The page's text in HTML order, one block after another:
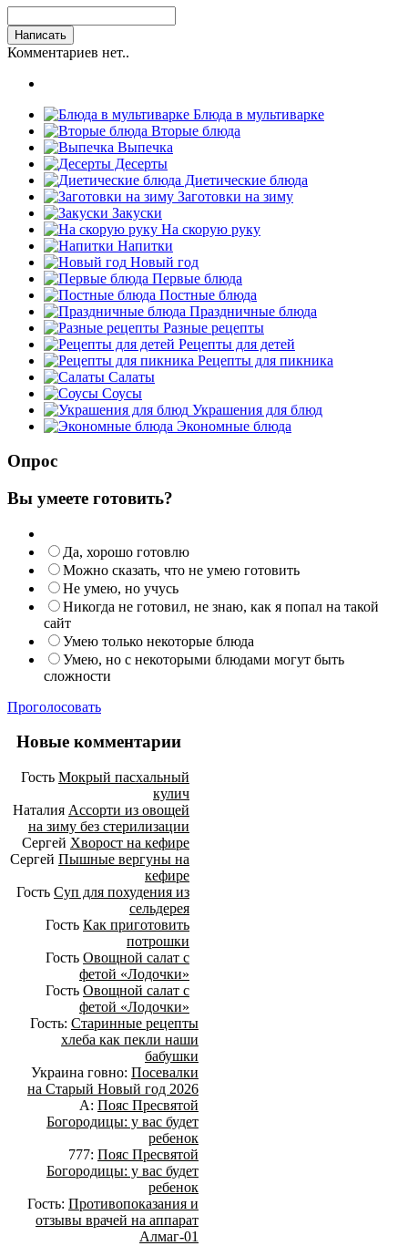
Комментариев нет..
Блюда в мультиварке
Вторые блюда
Выпечка
Десерты
Диетические блюда
Заготовки на зиму
Закуски
На скорую руку
Напитки
Новый год
Первые блюда
Постные блюда
Праздничные блюда
Разные рецепты
Рецепты для детей
Рецепты для пикника
Салаты
Соусы
Украшения для блюд
Экономные блюда
Опрос
Вы умеете готовить?
Да, хорошо готовлю
Можно сказать, что не умею готовить
Не умею, но учусь
Никогда не готовил, не знаю, как я попал на такой
сайт
Умею только некоторые блюда
Умею, но с некоторыми блюдами могут быть
сложности
Проголосовать
Новые комментарии
Гость Мокрый пасхальный
кулич
Наталия Ассорти из овощей
на зиму без стерилизации
Сергей Хворост на кефире
Сергей Пышные вергуны на
кефире
Гость Суп для похудения из
сельдерея
Гость Как приготовить
потрошки
Гость Овощной салат с
фетой «Лодочки»
Гость Овощной салат с
фетой «Лодочки»
Гость: Старинные рецепты
хлеба как пекли наши
бабушки
Украина говно: Посевалки
на Старый Новый год 2026
А: Пояс Пресвятой
Богородицы: у вас будет
ребенок
777: Пояс Пресвятой
Богородицы: у вас будет
ребенок
Гость: Противопоказания и
отзывы врачей на аппарат
Алмаг-01